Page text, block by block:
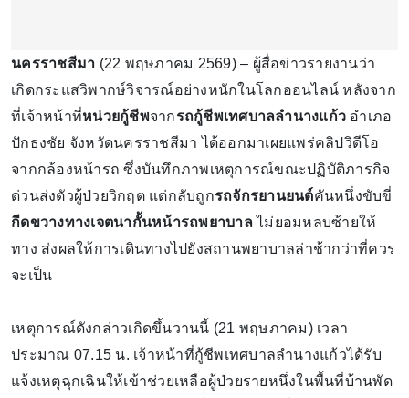
นครราชสีมา (22 พฤษภาคม 2569) – ผู้สื่อข่าวรายงานว่า
เกิดกระแสวิพากษ์วิจารณ์อย่างหนักในโลกออนไลน์ หลังจาก
ที่เจ้าหน้าที่หน่วยกู้ชีพจากรถกู้ชีพเทศบาลลำนางแก้ว อำเภอ
ปักธงชัย จังหวัดนครราชสีมา ได้ออกมาเผยแพร่คลิปวิดีโอ
จากกล้องหน้ารถ ซึ่งบันทึกภาพเหตุการณ์ขณะปฏิบัติภารกิจ
ด่วนส่งตัวผู้ป่วยวิกฤต แต่กลับถูกรถจักรยานยนต์คันหนึ่งขับขี่
กีดขวางทางเจตนากั้นหน้ารถพยาบาลไม่ยอมหลบซ้ายให้
ทาง ส่งผลให้การเดินทางไปยังสถานพยาบาลล่าช้ากว่าที่ควร
จะเป็น
เหตุการณ์ดังกล่าวเกิดขึ้นวานนี้ (21 พฤษภาคม) เวลา
ประมาณ 07.15 น. เจ้าหน้าที่กู้ชีพเทศบาลลำนางแก้วได้รับ
แจ้งเหตุฉุกเฉินให้เข้าช่วยเหลือผู้ป่วยรายหนึ่งในพื้นที่บ้านพัด